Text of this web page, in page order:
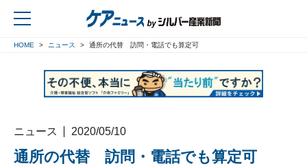
HOME ニュース 通所の代替 訪問・電話でも算定可
ニュース 2020/05/10
通所の代替 訪問・電話でも算定可